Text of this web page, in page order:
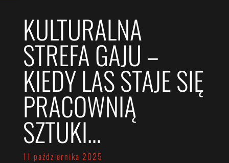
KULTURALNA
STREFA GAJU –
KIEDY LAS STAJE SIĘ
PRACOWNIĄ
SZTUKI…
11 października 2025